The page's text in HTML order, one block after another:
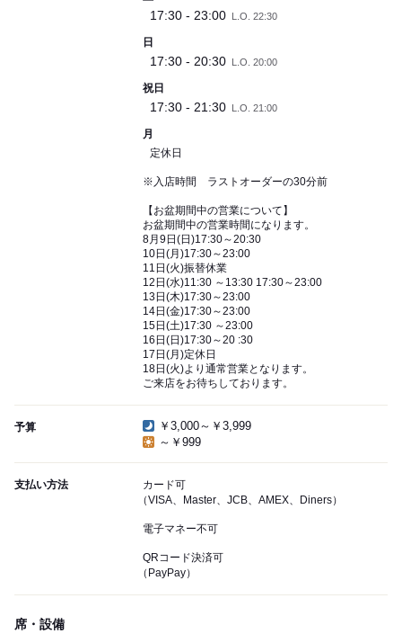
17:30 - 23:00 L.O. 22:30
日
17:30 - 20:30 L.O. 20:00
祝日
17:30 - 21:30 L.O. 21:00
月
定休日
※入店時間 ラストオーダーの30分前
【お盆期間中の営業について】
お盆期間中の営業時間になります。
8月9日(日)17:30～20:30
10日(月)17:30～23:00
11日(火)振替休業
12日(水)11:30 ～13:30 17:30～23:00
13日(木)17:30～23:00
14日(金)17:30～23:00
15日(土)17:30 ～23:00
16日(日)17:30～20 :30
17日(月)定休日
18日(火)より通常営業となります。
ご来店をお待ちしております。
予算
￥3,000～￥3,999
～￥999
支払い方法
カード可
（VISA、Master、JCB、AMEX、Diners）
電子マネー不可
QRコード決済可
（PayPay）
席・設備